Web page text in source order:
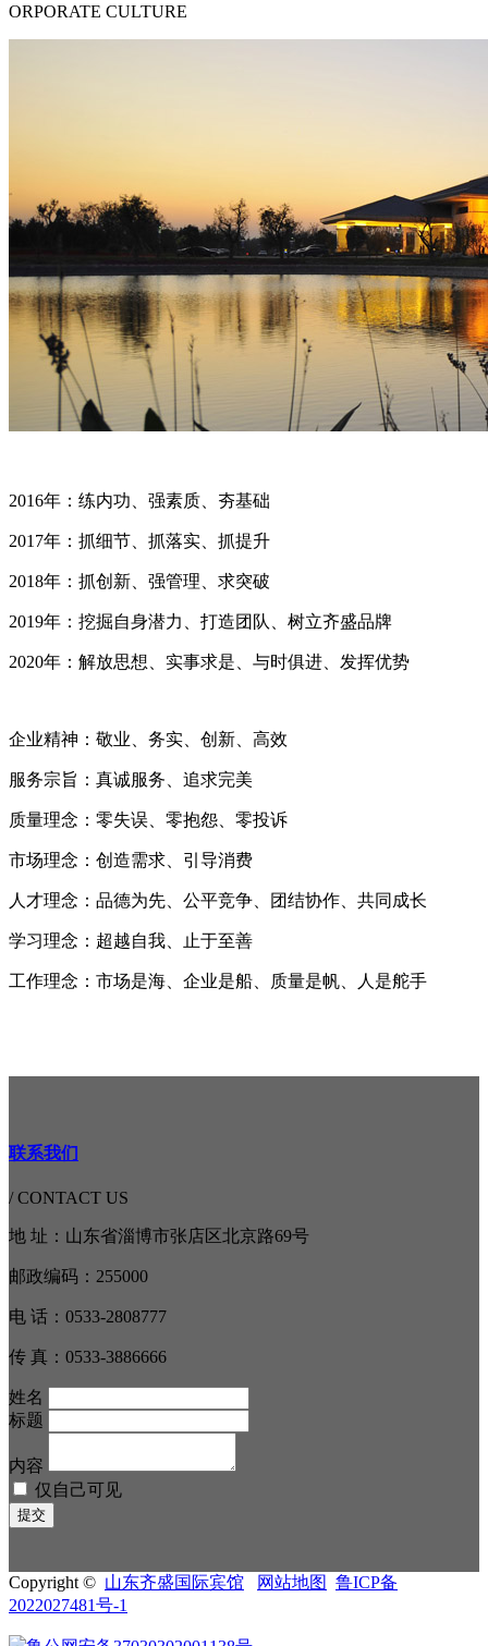
ORPORATE CULTURE
2016年：练内功、强素质、夯基础
2017年：抓细节、抓落实、抓提升
2018年：抓创新、强管理、求突破
2019年：挖掘自身潜力、打造团队、树立齐盛品牌
2020年：解放思想、实事求是、与时俱进、发挥优势
企业精神：敬业、务实、创新、高效
服务宗旨：真诚服务、追求完美
质量理念：零失误、零抱怨、零投诉
市场理念：创造需求、引导消费
人才理念：品德为先、公平竞争、团结协作、共同成长
学习理念：超越自我、止于至善
工作理念：市场是海、企业是船、质量是帆、人是舵手
联系我们
/ CONTACT US
地 址：山东省淄博市张店区北京路69号
邮政编码：255000
电 话：0533-2808777
传 真：0533-3886666
姓名
标题
内容
仅自己可见
Copyright © 山东齐盛国际宾馆 网站地图 鲁ICP备
2022027481号-1